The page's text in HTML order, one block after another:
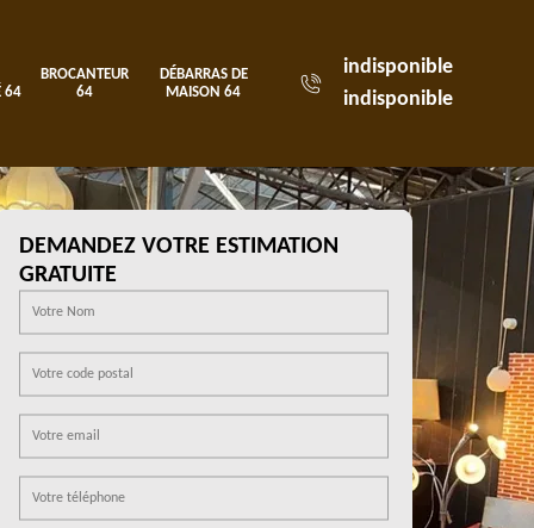
64
BROCANTEUR
64
DÉBARRAS DE
MAISON 64
indisponible
indisponible
DEMANDEZ VOTRE ESTIMATION
GRATUITE